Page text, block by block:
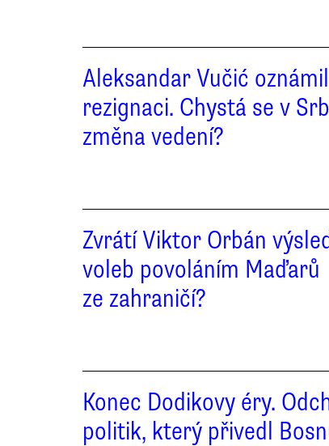
Aleksandar Vučić oznámil
rezignaci. Chystá se v
změna vedení?
Zvrátí Viktor Orbán
voleb povoláním Maďarů
ze zahraničí?
Konec Dodikovy éry.
politik, který přivedl